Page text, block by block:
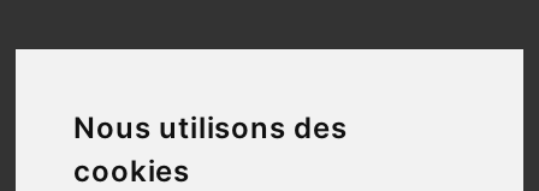
Nous utilisons des
cookies
id="open_preferences_center">Préfèrences